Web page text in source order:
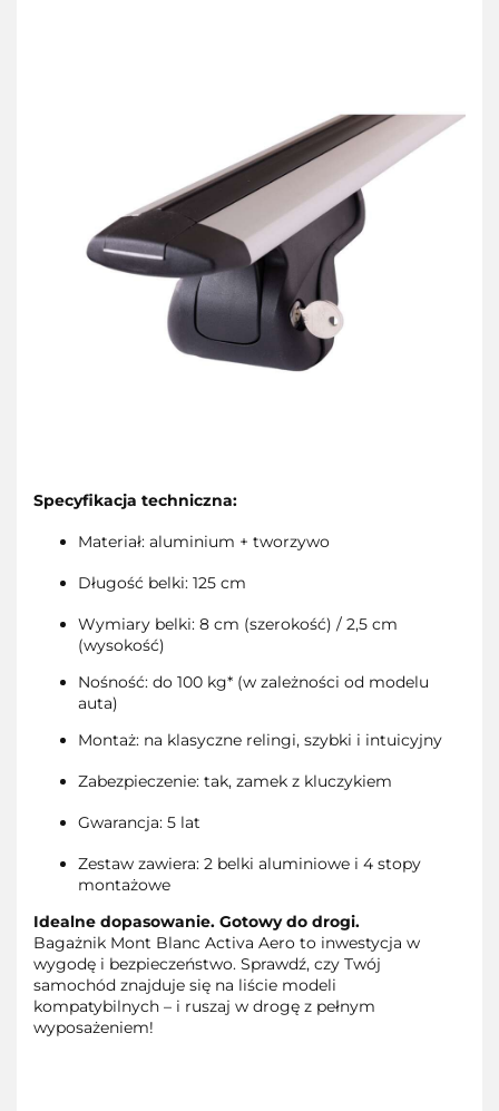
Specyfikacja techniczna:
Materiał: aluminium + tworzywo
Długość belki: 125 cm
Wymiary belki: 8 cm (szerokość) / 2,5 cm
(wysokość)
Nośność: do 100 kg* (w zależności od modelu
auta)
Montaż: na klasyczne relingi, szybki i intuicyjny
Zabezpieczenie: tak, zamek z kluczykiem
Gwarancja: 5 lat
Zestaw zawiera: 2 belki aluminiowe i 4 stopy
montażowe
Idealne dopasowanie. Gotowy do drogi.
Bagażnik Mont Blanc Activa Aero to inwestycja w
wygodę i bezpieczeństwo. Sprawdź, czy Twój
samochód znajduje się na liście modeli
kompatybilnych – i ruszaj w drogę z pełnym
wyposażeniem!